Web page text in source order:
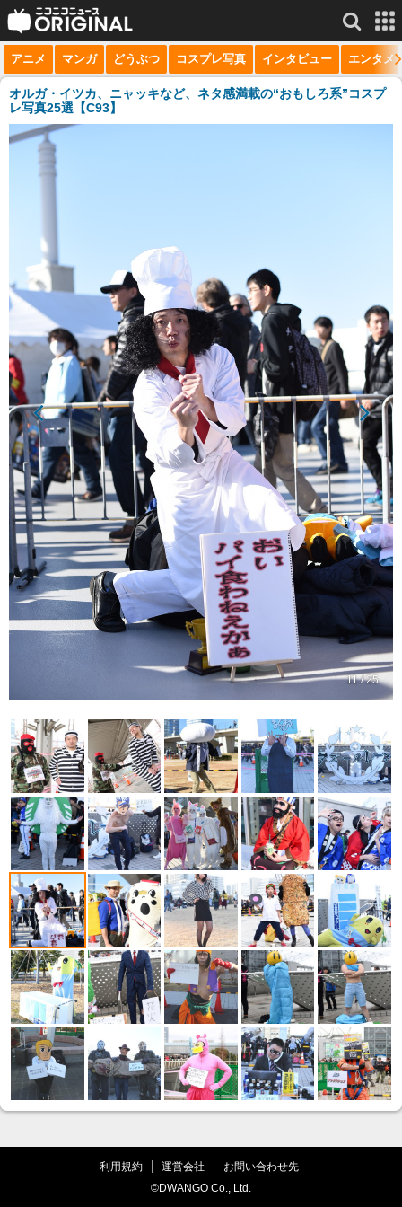
サービス一覧 もっと見る
niconico
動画
生放送
チャンネル
マンガ
ニコニコQ
アニメ マンガ どうぶつ コスプレ写真 インタビュー エンタメ
オルガ・イツカ、ニャッキなど、ネタ感満載の“おもしろ系”コスプ
レ写真25選【C93】
11 / 25
利用規約 運営会社
お問い合わせ先
©DWANGO Co., Ltd.